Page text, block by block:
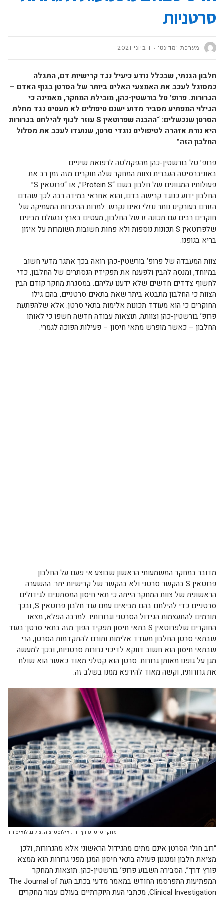
סרטניות
מערכת 'מדינט' 1 ביוני 2021
חלבון הגנתי, שבכלל נודע כיעיל נגד קרישיות דם, התגלה
כמסוגל לעכב את האמצעי האלים ביותר של הסרטן בגוף האדם –
הגרורות. פרופ’ טל בורשטין-כהן, מובילת המחקר, מאמינה כי
הגילוי המפתיע מסביר מדוע ישנם טיפולים לא מעטים נגד מחלת
הסרטן שנכשלים: “ההבנה שפרוטאין Sעוזר לגוף להילחם בגרורות
היא נורת אזהרה לטיפולים נוגדי סרטן, שנועדו לעכב את מסלול
החלבון הזה”
פרופ’ טל בורשטין-כהן מהפקולטה לרפואת שיניים
באוניברסיטה העברית וצוות המחקר שלה חוקרים מזה זמן רב את
פעולותיו המגוונים של חלבון בשם “Protein S”, או “פרוטאין S”.
החלבון ידוע כנוגד קרישה בדם, והוא אחראי במידה רבה לכך שהדם
הזורם בעורקינו נותר נוזלי ואינו נקרש. למרות ההיכרות המעמיקה של
חוקרים רבים עם תכונה זו של החלבון, מעטים בארץ ובעולם מבינים
שלפרוטאין S תכונות נוספות ולא פחות חשובות השומרות על איזון
בריא בגופנו.
צוות המעבדה של פרופ’ בורשטין-כהן רואה בכך אתגר מדעי חשוב
במיוחד, ומנסה להבין ולפענח את תפקידיו הנסתרים של החלבון, כדי
לחשוף צדדים חדשים שלא ידענו עליהם. במסגרת מחקר קודם הבין
הצוות כי החלבון מתבטא ביתר שאת בתאים סרטניים, בהם גילו
החוקרים כי הוא מעודד תכונות אלימות בתאי סרטן. אלא שלהפתעת
פרופ’ בורשטין-כהן וצוותה, תוצאות עבודה חדשה חשפו כי לאותו
החלבון – כאשר מופרש מתאי חיסון – פעילות הפוכה לגמרי.
מדובר במחקר המשמעותי הראשון שבוצע אי פעם על החלבון
פרוטאין S בהקשר סרטני ולא בהקשר של קרישיות יתר. ההשערה
הראשונית של צוות המחקר הייתה כי תאי חיסון המסתננים לגידולים
סרטניים כדי להילחם בהם מביאים עמם עוד חלבון פרוטאין S, ובכך
תורמים להתעצמות הגידול הסרטני וגרורותיו. למרבה הפלא, מצאו
החוקרים שלפרוטאין S בתאי חיסון תפקיד הפוך מזה בתאי סרטן: בעוד
שבתאי סרטן החלבון מעודד אלימות ותורם להתקדמות הסרטן, הרי
שבתאי חיסון הוא חשוב דווקא לדיכוי גרורות סרטניות, ובכך למעשה
מגן על גופנו מאותן גרורות. סרטן הוא קטלני מאוד כאשר הוא שולח
את גרורותיו, וקשה מאוד להירפא ממנו בשלב זה.
מחקר סרטן פורץ דרך. אילוסטרציה. צילום: לואיס ריד
“רוב חולי הסרטן אינם מתים מהגידול הראשוני אלא מהגרורות, ולכן
מציאת חלבון ומנגנון פעולה בתאי חיסון המגן מפני גרורות הוא ממצא
פורץ דרך”, הסבירה השבוע פרופ’ בורשטין-כהן. תוצאות המחקר
המפתיעות התפרסמו החודש במאמר מדעי בכתב העת The Journal of
Clinical Investigation, מכתבי העת היוקרתיים בעולם עבור מחקרים